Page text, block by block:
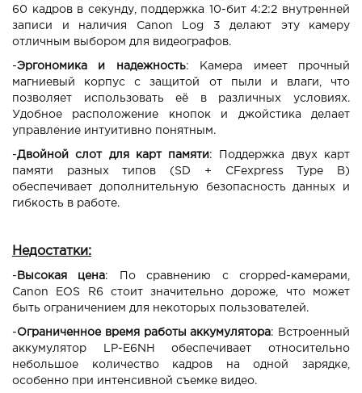
60 кадров в секунду, поддержка 10-бит 4:2:2 внутренней
записи и наличия Canon Log 3 делают эту камеру
отличным выбором для видеографов.
-Эргономика и надежность: Камера имеет прочный
магниевый корпус с защитой от пыли и влаги, что
позволяет использовать её в различных условиях.
Удобное расположение кнопок и джойстика делает
управление интуитивно понятным.
-Двойной слот для карт памяти: Поддержка двух карт
памяти разных типов (SD + CFexpress Type B)
обеспечивает дополнительную безопасность данных и
гибкость в работе.
Недостатки:
- Высокая цена: По сравнению с cropped-камерами,
Canon EOS R6 стоит значительно дороже, что может
быть ограничением для некоторых пользователей.
-Ограниченное время работы аккумулятора: Встроенный
аккумулятор LP-E6NH обеспечивает относительно
небольшое количество кадров на одной зарядке,
особенно при интенсивной съемке видео.